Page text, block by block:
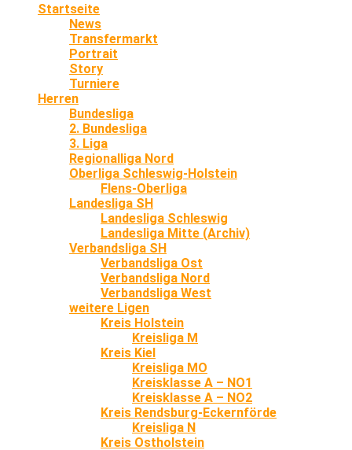
Startseite
News
Transfermarkt
Portrait
Story
Turniere
Herren
Bundesliga
2. Bundesliga
3. Liga
Regionalliga Nord
Oberliga Schleswig-Holstein
Flens-Oberliga
Landesliga SH
Landesliga Schleswig
Landesliga Mitte (Archiv)
Verbandsliga SH
Verbandsliga Ost
Verbandsliga Nord
Verbandsliga West
weitere Ligen
Kreis Holstein
Kreisliga M
Kreis Kiel
Kreisliga MO
Kreisklasse A – NO1
Kreisklasse A – NO2
Kreis Rendsburg-Eckernförde
Kreisliga N
Kreis Ostholstein